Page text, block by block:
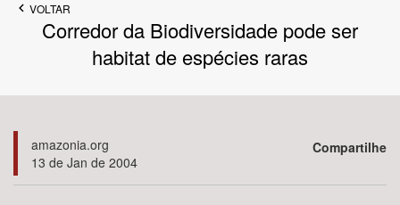
Tema
VOLTAR
Corredor da Biodiversidade pode ser
habitat de espécies raras
amazonia.org
13 de Jan de 2004
Compartilhe